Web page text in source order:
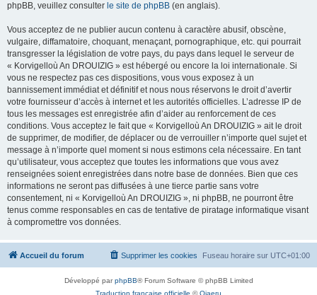
phpBB, veuillez consulter le site de phpBB (en anglais).
Vous acceptez de ne publier aucun contenu à caractère abusif, obscène,
vulgaire, diffamatoire, choquant, menaçant, pornographique, etc. qui pourrait
transgresser la législation de votre pays, du pays dans lequel le serveur de
« Korvigelloù An DROUIZIG » est hébergé ou encore la loi internationale. Si
vous ne respectez pas ces dispositions, vous vous exposez à un
bannissement immédiat et définitif et nous nous réservons le droit d’avertir
votre fournisseur d’accès à internet et les autorités officielles. L’adresse IP de
tous les messages est enregistrée afin d’aider au renforcement de ces
conditions. Vous acceptez le fait que « Korvigelloù An DROUIZIG » ait le droit
de supprimer, de modifier, de déplacer ou de verrouiller n’importe quel sujet et
message à n’importe quel moment si nous estimons cela nécessaire. En tant
qu’utilisateur, vous acceptez que toutes les informations que vous avez
renseignées soient enregistrées dans notre base de données. Bien que ces
informations ne seront pas diffusées à une tierce partie sans votre
consentement, ni « Korvigelloù An DROUIZIG », ni phpBB, ne pourront être
tenus comme responsables en cas de tentative de piratage informatique visant
à compromettre vos données.
Accueil du forum Fuseau horaire sur UTC+01:00
Supprimer les cookies
Développé parphpBB® Forum Software © phpBB Limited
Traduction française officielle ©Qiaeru